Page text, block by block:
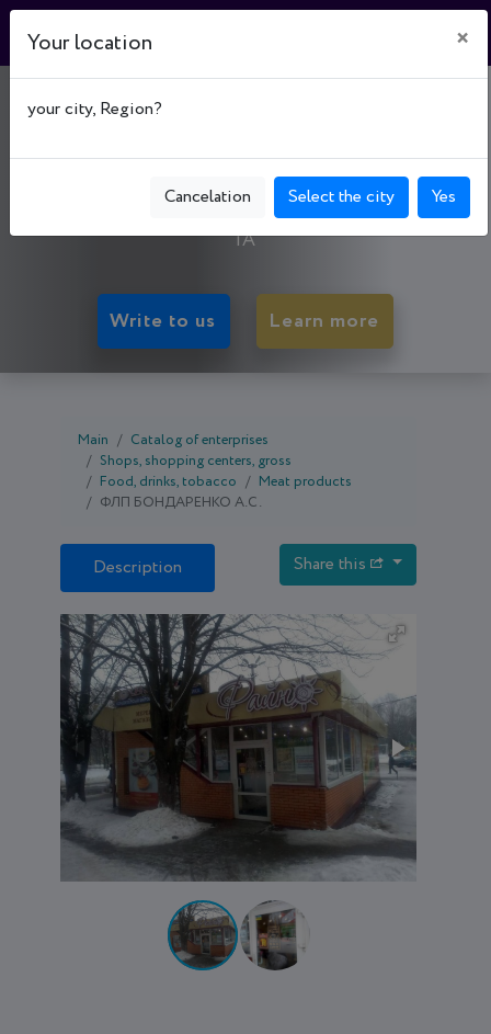
МАГАЗИН №38
50083, Dnipropetrovsk oblast, Kryvyi Rih,
Ternivs'kyi р-н, вул. Володимира Терещенка, буд.
1А
Write to us Learn more
Main
Catalog of enterprises
Shops, shopping centers, gross
Food, drinks, tobacco
Meat products
ФЛП БОНДАРЕНКО А.С.
Description Share this
Your location ×
your city, Region?
Cancelation Select the city Yes